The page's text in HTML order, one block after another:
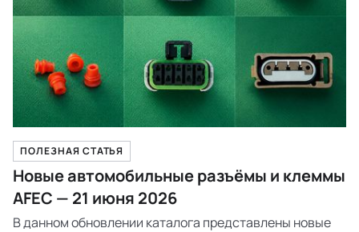
ПОЛЕЗНАЯ СТАТЬЯ
Новые автомобильные разъёмы и клеммы
AFEC — 21 июня 2026
В данном обновлении каталога представлены новые